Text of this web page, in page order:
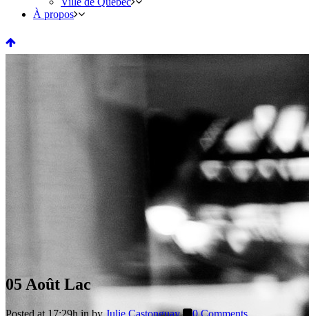
À propos
05 Août Lac
Posted at 17:29h in by Julie Castonguay 0 Comments